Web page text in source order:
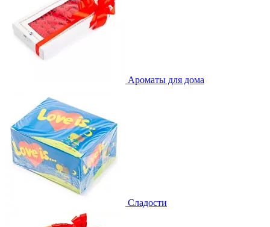
Ароматы для дома
Сладости